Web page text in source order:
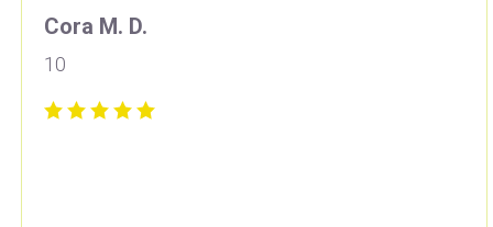
Cora M. D.
10